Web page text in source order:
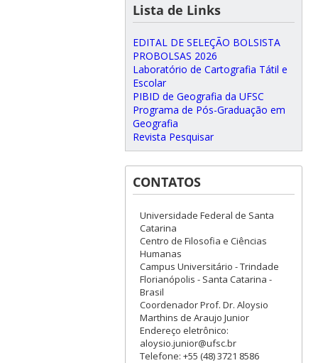
Lista de Links
EDITAL DE SELEÇÃO BOLSISTA
PROBOLSAS 2026
Laboratório de Cartografia Tátil e
Escolar
PIBID de Geografia da UFSC
Programa de Pós-Graduação em
Geografia
Revista Pesquisar
CONTATOS
Universidade Federal de Santa
Catarina
Centro de Filosofia e Ciências
Humanas
Campus Universitário - Trindade
Florianópolis - Santa Catarina -
Brasil
Coordenador Prof. Dr. Aloysio
Marthins de Araujo Junior
Endereço eletrônico:
aloysio.junior@ufsc.br
Telefone: +55 (48) 3721 8586